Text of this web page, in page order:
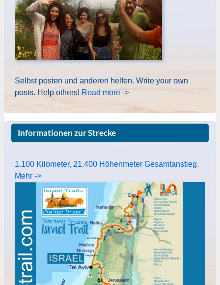
Selbst posten und anderen helfen. Write your own
posts. Help others! Read more ->
Informationen zur Strecke
1.100 Kilometer, 21.400 Höhenmeter Gesamtanstieg.
Mehr ->